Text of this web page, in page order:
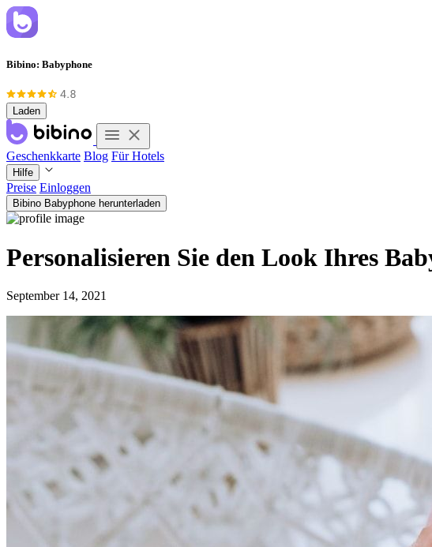
Bibino: Babyphone
Laden
Geschenkkarte Blog Für Hotels
Hilfe
Preise Einloggen
Bibino Babyphone herunterladen
Personalisieren Sie den Look Ihres
September 14, 2021